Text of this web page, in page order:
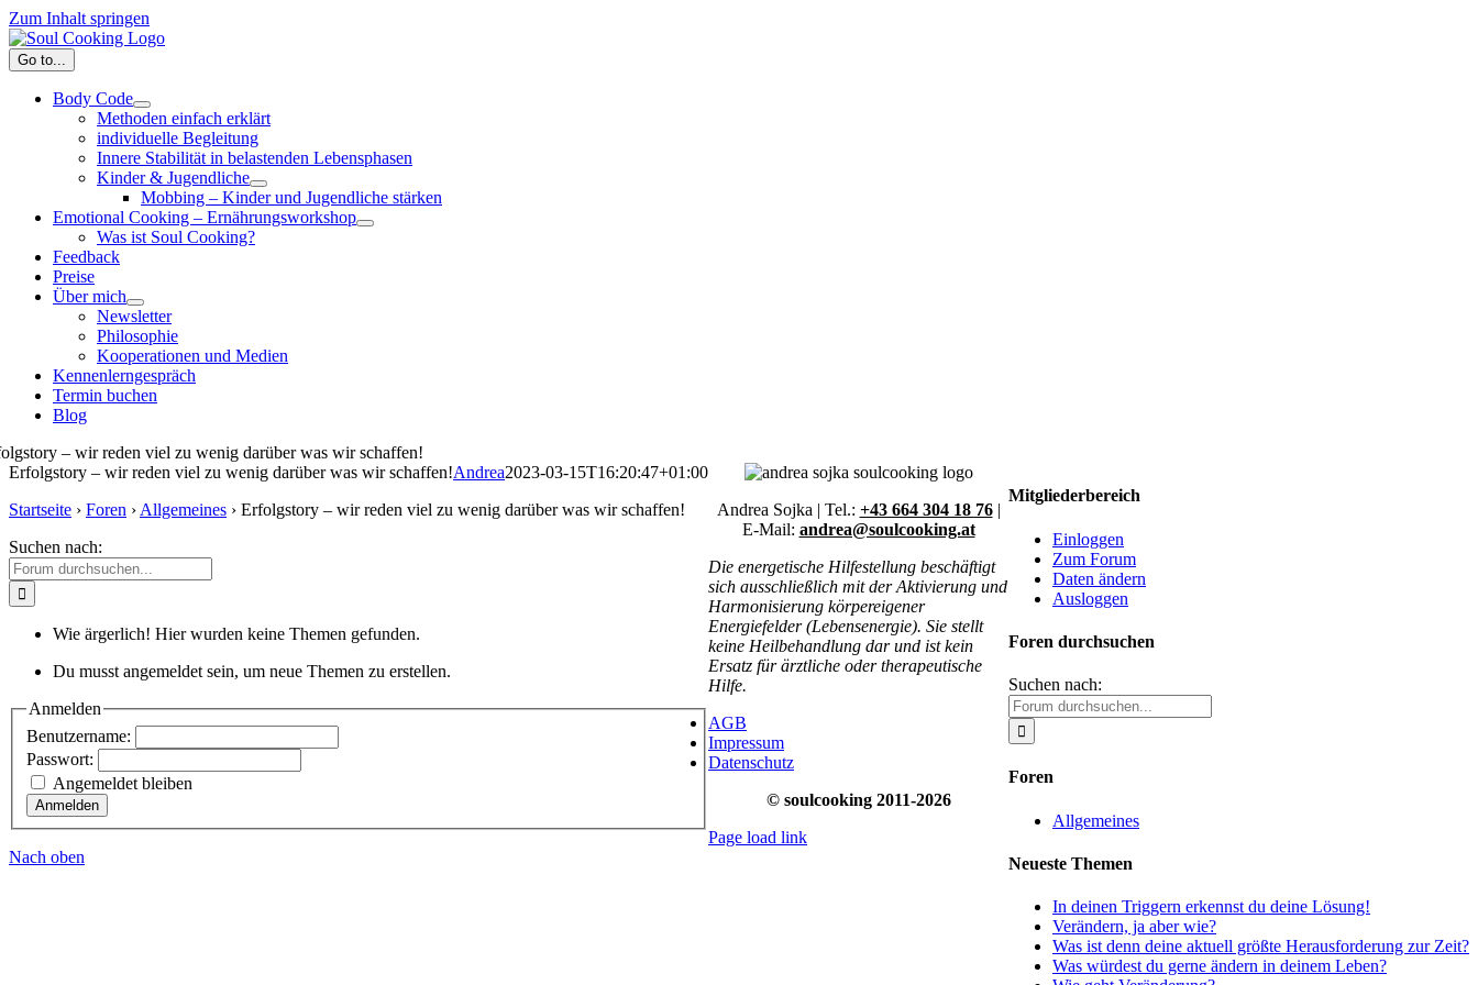
Zum Inhalt springen
Go to...
Body Code
Methoden einfach erklärt
individuelle Begleitung
Innere Stabilität in belastenden Lebensphasen
Kinder & Jugendliche
Mobbing – Kinder und Jugendliche stärken
Emotional Cooking – Ernährungsworkshop
Was ist Soul Cooking?
Feedback
Preise
Über mich
Newsletter
Philosophie
Kooperationen und Medien
Kennenlerngespräch
Termin buchen
Blog
– wir reden viel zu wenig darüber was wir schaffen!
Erfolgstory – wir reden viel zu wenig darüber was wir schaffen!Andrea2023-03-15T16:20:47+01:00
Startseite › Foren › Allgemeines › Erfolgstory – wir reden viel zu wenig darüber was wir schaffen!
Suchen nach:
Wie ärgerlich! Hier wurden keine Themen gefunden.
Du musst angemeldet sein, um neue Themen zu erstellen.
Anmelden
Benutzername:
Passwort:
Angemeldet bleiben
Anmelden
Mitgliederbereich
Einloggen
Zum Forum
Daten ändern
Ausloggen
Foren durchsuchen
Suchen nach:
Foren
Allgemeines
Neueste Themen
In deinen Triggern erkennst du deine Lösung!
Verändern, ja aber wie?
Was ist denn deine aktuell größte Herausforderung zur Zeit?
Was würdest du gerne ändern in deinem Leben?
Andrea Sojka | Tel.: +43 664 304 18 76|
E-Mail: andrea@soulcooking.at
Die energetische Hilfestellung beschäftigt
sich ausschließlich mit der Aktivierung und
Harmonisierung körpereigener
Energiefelder (Lebensenergie). Sie stellt
keine Heilbehandlung dar und ist kein
Ersatz für ärztliche oder therapeutische
Hilfe.
AGB
Impressum
Datenschutz
© soulcooking 2011-2026
Page load link
Nach oben